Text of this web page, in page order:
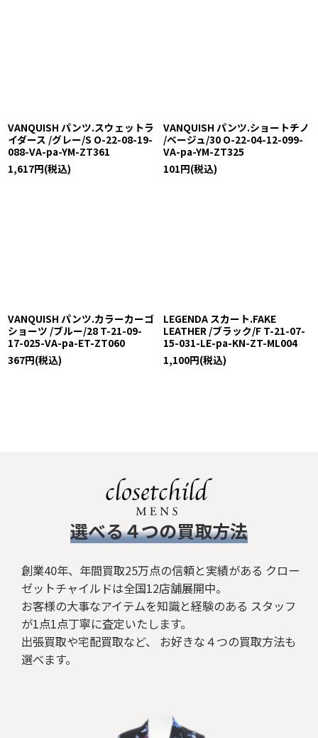
VANQUISH パンツ.スウェットラ
イダース /グレー/S O-22-08-19-
088-VA-pa-YM-ZT361
1,617円(税込)
VANQUISH パンツ.ショートチノ
/ベージュ/30 O-22-04-12-099-
VA-pa-YM-ZT325
101円(税込)
VANQUISH パンツ.カラーカーゴ
ショーツ /ブルー/28 T-21-09-
17-025-VA-pa-ET-ZT060
367円(税込)
LEGENDA スカート.FAKE
LEATHER /ブラック/F T-21-07-
15-031-LE-pa-KN-ZT-ML004
1,100円(税込)
​選べる４つの買取方法
創業40年、年間買取25万点の信頼と実績がある クロー
ゼットチャイルドは全国12店舗展開中。
お客様の大事なアイテムを知識と経験のある スタッフ
が1点1点丁寧に査定いたします。
出張買取や宅配買取など、 お好きな４つの買取方法も
選べます。